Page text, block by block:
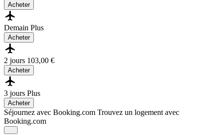
Acheter
Demain Plus
Acheter
2 jours 103,00 €
Acheter
3 jours Plus
Acheter
Séjournez avec Booking.com Trouvez un logement avec
Booking.com